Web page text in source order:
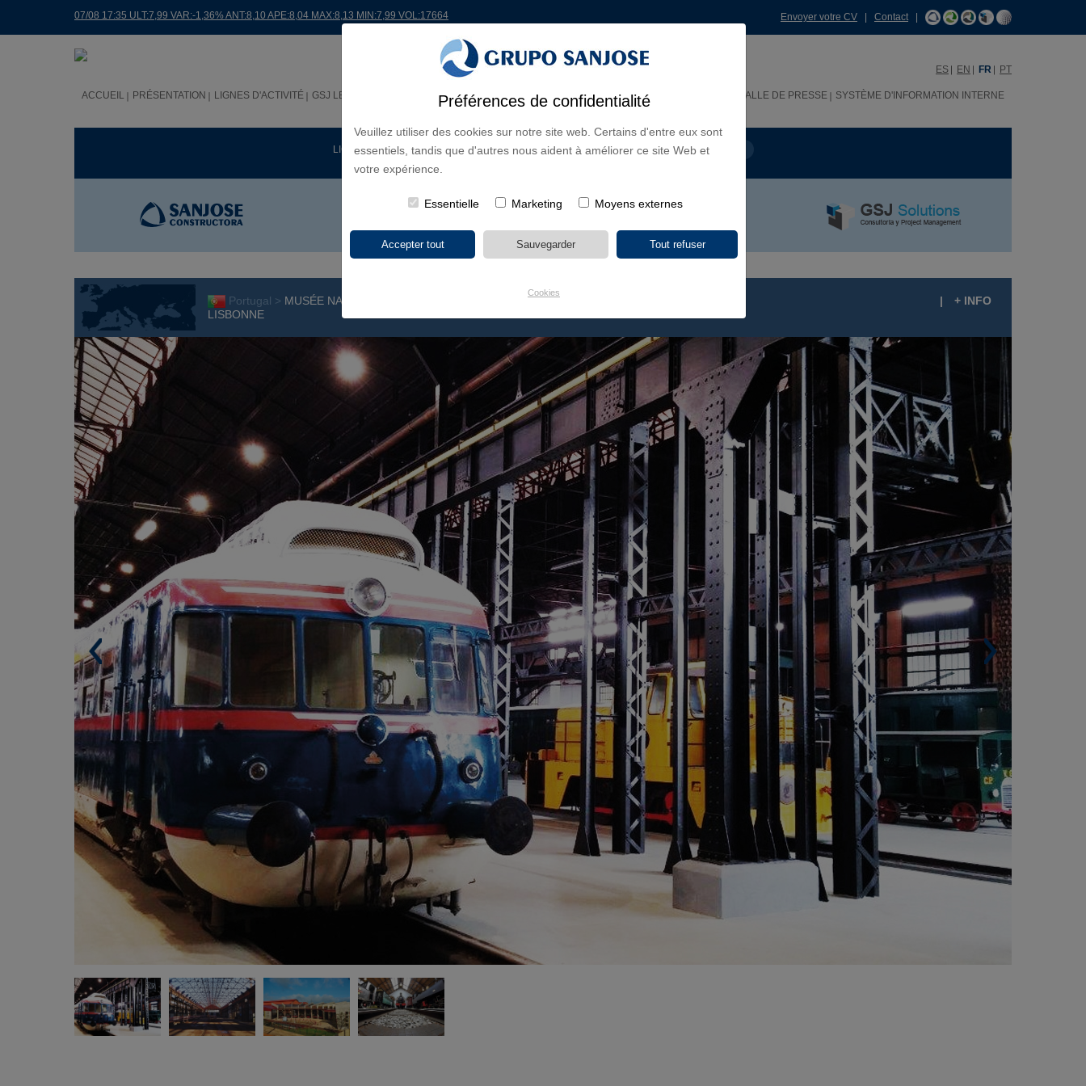
Préférences de confidentialité
Veuillez utiliser des cookies sur notre site web. Certains d'entre eux sont
essentiels, tandis que d'autres nous aident à améliorer ce site Web et
votre expérience.
Essentielle Marketing Moyens externes
Cookies
07/08 17:35 ULT:7,99 VAR:-1,36% ANT:8,10 APE:8,04 MAX:8,13 MIN:7,99 VOL:17664 Envoyer votre CV Contact|
ES EN FR PT
ACCUEIL PRÉSENTATION LIGNES D'ACTIVITÉ GSJ LE MONDE ACTIONNAIRES ET INVESTISSEURS INNOVATION SALLE DE PRESSE SYSTÈME D'INFORMATION INTERNE
LIGNES D'ACTIVITÉ CONTINENTS TYPE DE PROJET NOM DU PROJET
Portugal > MUSÉE NATIONAL FERROVIAIRE DE ENTRONCAMENTO,
LISBONNE
| + INFO
MUSÉE NATIONAL FERROVIAIRE DE
ENTRONCAMENTO, LISBONNE (PORTUGAL)
> Surface construite. 5065 m²
> Architecte. A. Junqueira arquitectura